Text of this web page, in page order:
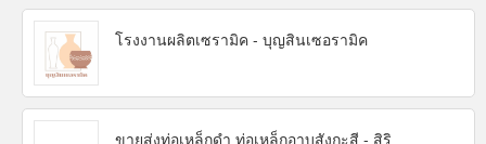
โรงงานผลิตเซรามิค - บุญสินเซอรามิค
ขายส่งท่อเหล็กดำ ท่อเหล็กอาบสังกะสี - สิริ